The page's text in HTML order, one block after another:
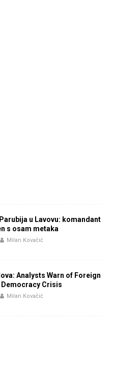
u Lavovu: komandant
s osam metaka
Milan Kovačić
Analysts Warn of Foreign
Democracy Crisis
Milan Kovačić